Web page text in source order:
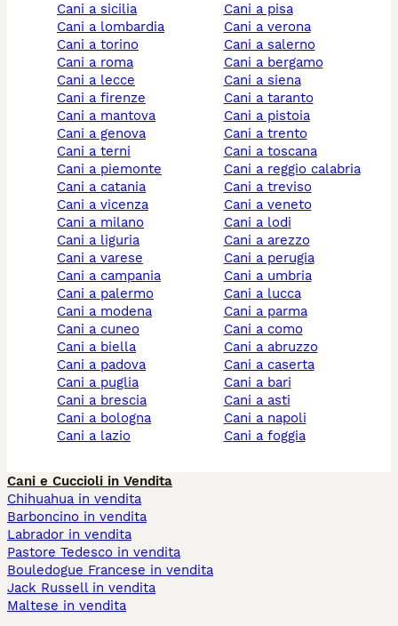
cani a sicilia
cani a lombardia
cani a torino
cani a roma
cani a lecce
cani a firenze
cani a mantova
cani a genova
cani a terni
cani a piemonte
cani a catania
cani a vicenza
cani a milano
cani a liguria
cani a varese
cani a campania
cani a palermo
cani a modena
cani a cuneo
cani a biella
cani a padova
cani a puglia
cani a brescia
cani a bologna
cani a lazio
cani a pisa
cani a verona
cani a salerno
cani a bergamo
cani a siena
cani a taranto
cani a pistoia
cani a trento
cani a toscana
cani a reggio calabria
cani a treviso
cani a veneto
cani a lodi
cani a arezzo
cani a perugia
cani a umbria
cani a lucca
cani a parma
cani a como
cani a abruzzo
cani a caserta
cani a bari
cani a asti
cani a napoli
cani a foggia
Cani e Cuccioli in Vendita
Chihuahua in vendita
Barboncino in vendita
Labrador in vendita
Pastore Tedesco in vendita
Bouledogue Francese in vendita
Jack Russell in vendita
Maltese in vendita